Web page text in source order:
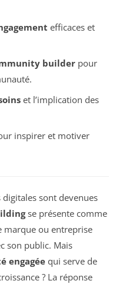
efficaces et
builderpour
et l’implication des
inspirer et motiver
sont devenues
se présente comme
marque ou entreprise
son public. Mais
engagéequi serve de
? La réponse